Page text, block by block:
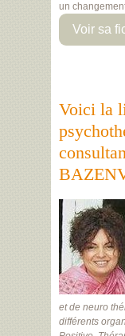
un
Voir sa
Voici la
et de neuro
différents